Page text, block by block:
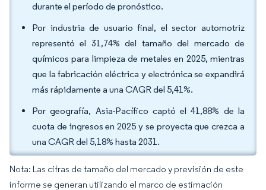
durante el período de pronóstico.
Por industria de usuario final, el sector automotriz
representó el 31,74% del tamaño del mercado de
químicos para limpieza de metales en 2025, mientras
que la fabricación eléctrica y electrónica se expandirá
más rápidamente a una CAGR del 5,41%.
Por geografía, Asia-Pacífico captó el 41,88% de la
cuota de ingresos en 2025 y se proyecta que crezca a
una CAGR del 5,18% hasta 2031.
Nota: Las cifras de tamaño del mercado y previsión de este
informe se generan utilizando el marco de estimación